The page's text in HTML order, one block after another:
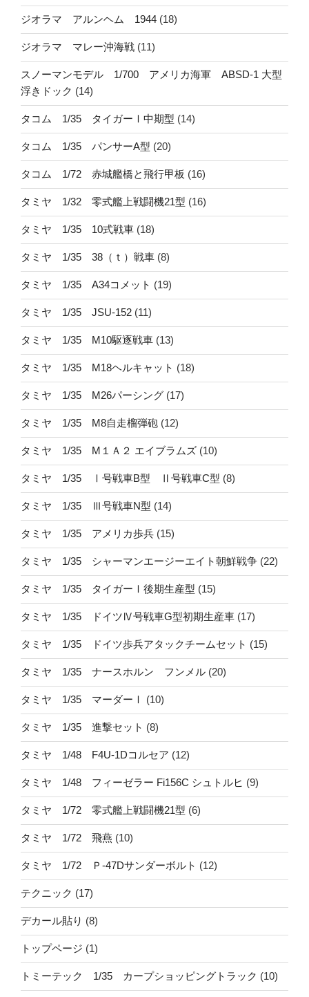
ジオラマ アルンヘム 1944 (18)
ジオラマ マレー沖海戦 (11)
スノーマンモデル 1/700 アメリカ海軍 ABSD-1 大型
浮きドック (14)
タコム 1/35 タイガーⅠ中期型 (14)
タコム 1/35 パンサーA型 (20)
タコム 1/72 赤城艦橋と飛行甲板 (16)
タミヤ 1/32 零式艦上戦闘機21型 (16)
タミヤ 1/35 10式戦車 (18)
タミヤ 1/35 38（ｔ）戦車 (8)
タミヤ 1/35 A34コメット (19)
タミヤ 1/35 JSU-152 (11)
タミヤ 1/35 M10駆逐戦車 (13)
タミヤ 1/35 M18ヘルキャット (18)
タミヤ 1/35 M26パーシング (17)
タミヤ 1/35 M8自走榴弾砲 (12)
タミヤ 1/35 M１Ａ２ エイブラムズ (10)
タミヤ 1/35 Ⅰ号戦車B型 Ⅱ号戦車C型 (8)
タミヤ 1/35 Ⅲ号戦車N型 (14)
タミヤ 1/35 アメリカ歩兵 (15)
タミヤ 1/35 シャーマンエージーエイト朝鮮戦争 (22)
タミヤ 1/35 タイガーⅠ後期生産型 (15)
タミヤ 1/35 ドイツⅣ号戦車G型初期生産車 (17)
タミヤ 1/35 ドイツ歩兵アタックチームセット (15)
タミヤ 1/35 ナースホルン フンメル (20)
タミヤ 1/35 マーダーⅠ (10)
タミヤ 1/35 進撃セット (8)
タミヤ 1/48 F4U-1Dコルセア (12)
タミヤ 1/48 フィーゼラー Fi156C シュトルヒ (9)
タミヤ 1/72 零式艦上戦闘機21型 (6)
タミヤ 1/72 飛燕 (10)
タミヤ 1/72 Ｐ-47Dサンダーボルト (12)
テクニック (17)
デカール貼り (8)
トップページ (1)
トミーテック 1/35 カープショッピングトラック (10)